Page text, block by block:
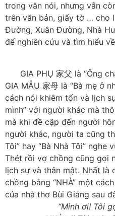
trong văn nói, nhưng vẫn
trên văn bản, giấy tờ … cho
Đường, Xuân Đường, Nhà
để nghiên cứu và tìm hiểu
GIA PHỤ 家父 là “Ông
GIA MẪU 家母 là “Bà mẹ ở
cách nói khiêm tốn và lịch
mình” với người khác mà
mà khi đề cập đến người
người khác, người ta cũng
Tôi” hay “Bà Nhà Tôi”
Thét rồi vợ chồng cũng gọi
lịch sự và thân mật. Nhất là
chồng bằng “NHÀ” một
của nhà thơ Bùi Giáng sau
“Mình ơi! Tôi